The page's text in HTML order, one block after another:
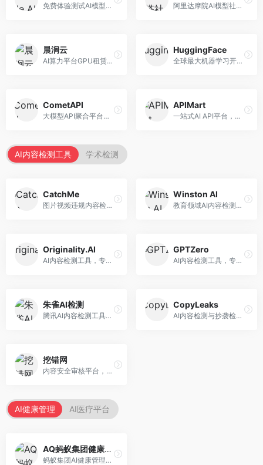
免费体验测试AI模型的平台，深度整合Google生态。面向开发者和研究者，提供Gemini模型体验、API密钥管理、提示词测试等服务，免费使用。 阿里达摩院AI模型社区，专注于中文AI生态。面向中文开发者，提供开源模型、数据集、开发工具等资源，中文模型丰富。
晨涧云
AI算力平台GPU租赁服务，专注于弹性算力。面向开发者和研究者，提供GPU租赁、弹性调度、成本优化等服务，算力灵活。
HuggingFace
全球最大机器学习开源社区，整合模型库与开发工具。面向AI研究者和开发者，提供开源模型、数据集、开发工具等资源，开源生态最完善。
CometAPI
大模型API聚合平台，整合多种AI模型服务。面向开发者，提供统一接口、模型切换、监控分析等服务，API管理便捷。
APIMart
一站式AI API平台，整合多种AI服务。面向开发者，提供模型API、图像处理、语音识别等服务，API种类丰富。
AI内容检测工具 学术检测
CatchMe
图片视频违规内容检测平台，专注于视觉内容安全。面向内容平台，提供图片审核、视频审核、直播监控等服务，视觉检测专业。
Winston AI
教育领域AI内容检测平台，专注于学术诚信。面向教育机构，提供AI内容检测、抄袭检测、报告生成等服务，教育适配性强。
Originality.AI
AI内容检测工具，专注于内容原创性验证。面向内容创作者和出版商，提供AI检测、抄袭检测、批量分析等服务，检测精度高。
GPTZero
AI内容检测工具，专注于AI生成文本识别。面向教育工作者和出版商，提供文本检测、批量分析、API接口等服务，检测准确率高。
朱雀AI检测
腾讯AI内容检测工具，专注于中文内容识别。面向中文用户，提供AI内容检测、文本分析、报告生成等服务，中文检测专业。
CopyLeaks
AI内容检测与抄袭检测平台，专注于内容原创性验证。面向教育机构和出版商，提供AI检测、抄袭检测、多语言支持等服务，检测全面。
挖错网
内容安全审核平台，专注于违规内容检测。面向企业和平台，提供内容审核、敏感词检测、风险预警等服务，安全审核专业。
AI健康管理 AI医疗平台
AQ蚂蚁集团健康管家
蚂蚁集团AI健康管理服务，专注于个人健康监测。面向个人用户，提供健康评估、慢病管理、健康建议等服务，健康管理便捷。